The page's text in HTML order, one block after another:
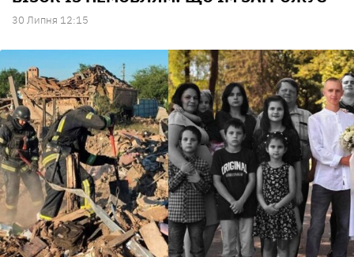
30 Липня 12:15